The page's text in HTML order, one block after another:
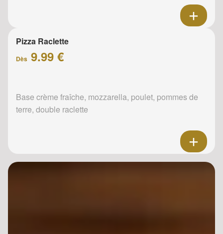
Pizza Raclette
Dès 9.99 €
Base crème fraîche, mozzarella, poulet, pommes de
terre, double raclette